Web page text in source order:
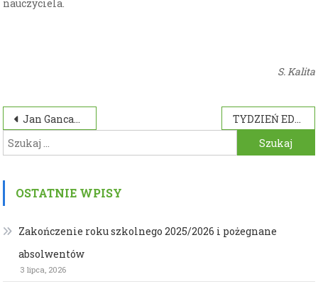
nauczyciela.
S. Kalita
Nawigacja
wpisu
Jan Gancarski w dukielskim muzeum
TYDZIEŃ EDUKACJI GLOBALNEJ
Szukaj:
OSTATNIE WPISY
Zakończenie roku szkolnego 2025/2026 i pożegnane
absolwentów
3 lipca, 2026